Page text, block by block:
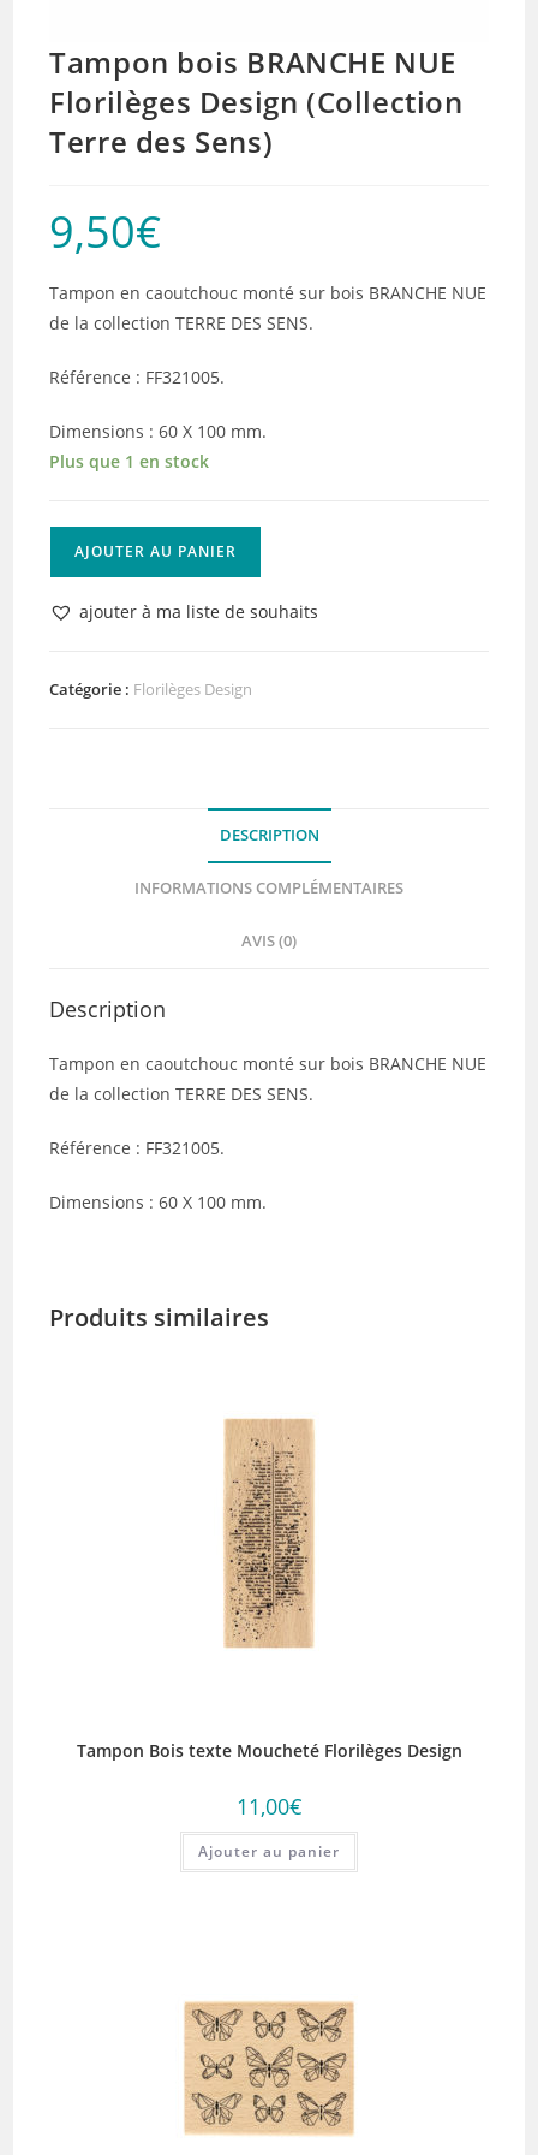
Tampon bois BRANCHE NUE
Florilèges Design (Collection
Terre des Sens)
9,50€
Tampon en caoutchouc monté sur bois BRANCHE NUE
de la collection TERRE DES SENS.
Référence : FF321005.
Dimensions : 60 X 100 mm.
Plus que 1 en stock
Tampon
NUE
AJOUTER AU PANIER
ajouter à ma liste de souhaits
Catégorie : Florilèges Design
DESCRIPTION
INFORMATIONS COMPLÉMENTAIRES
AVIS (0)
Description
Tampon en caoutchouc monté sur bois BRANCHE NUE
de la collection TERRE DES SENS.
Référence : FF321005.
Dimensions : 60 X 100 mm.
Produits similaires
Tampon Bois texte Moucheté Florilèges Design
11,00€
Ajouter au panier